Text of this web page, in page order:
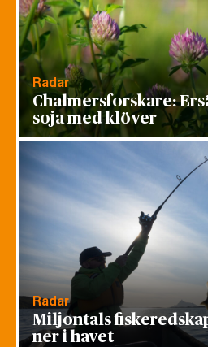
Radar
Chalmersforskare:
soja med klöver
Radar
Miljontals
ner i havet